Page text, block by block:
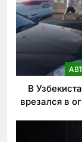
В
врезался в